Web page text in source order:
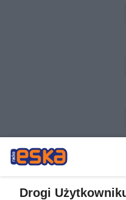
Drogi